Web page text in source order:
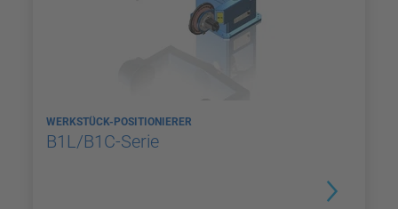
WERKSTÜCK-POSITIONIERER
B1L/B1C-Serie